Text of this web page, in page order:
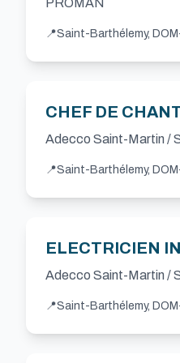
PROMAN
📍Saint-Barthélemy,
CHEF DE
Adecco Saint-Martin /
📍Saint-Barthélemy,
ELECTRICIEN
Adecco Saint-Martin /
📍Saint-Barthélemy,